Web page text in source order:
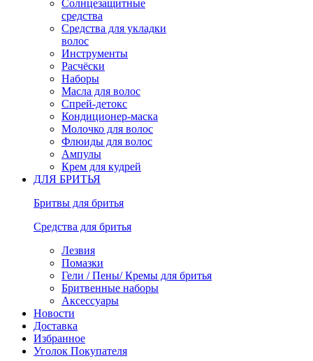
Солнцезащитные
средства
Средства для укладки
волос
Инструменты
Расчёски
Наборы
Масла для волос
Спрей-детокс
Кондиционер-маска
Молочко для волос
Флюиды для волос
Ампулы
Крем для кудрей
ДЛЯ БРИТЬЯ
Бритвы для бритья
Средства для бритья
Лезвия
Помазки
Гели / Пены/ Кремы для бритья
Бритвенные наборы
Аксессуары
Новости
Доставка
Избранное
Уголок Покупателя